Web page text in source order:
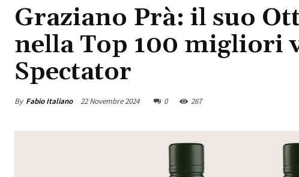
Graziano Prà: il suo
nella Top 100 migliori
Spectator
By Fabio Italiano 22 Novembre 2024 0 267